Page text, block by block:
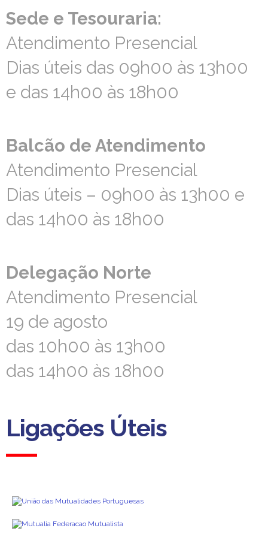
Sede e Tesouraria:
Atendimento Presencial
Dias úteis das 09h00 às 13h00
e das 14h00 às 18h00
Sede e Tesouraria:
Atendimento Presencial
Dias úteis das 09h00 às 13h00
e das 14h00 às 18h00
Balcão de Atendimento
Atendimento Presencial
Dias úteis – 09h00 às 13h00 e
das 14h00 às 18h00
Balcão de Atendimento
Atendimento Presencial
Dias úteis – 09h00 às 13h00 e
das 14h00 às 18h00
Delegação Norte
Atendimento Presencial
19 de agosto
das 10h00 às 13h00
das 14h00 às 18h00
Delegação Norte
Atendimento Presencial
19 de agosto
das 10h00 às 13h00
das 14h00 às 18h00
Ligações Úteis
Ligações Úteis